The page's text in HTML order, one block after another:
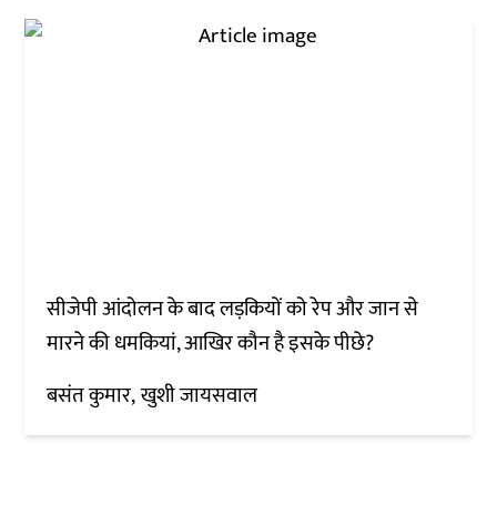
सीजेपी आंदोलन के बाद लड़कियों को रेप और जान से
मारने की धमकियां, आखिर कौन है इसके पीछे?
बसंत कुमार खुशी जायसवाल